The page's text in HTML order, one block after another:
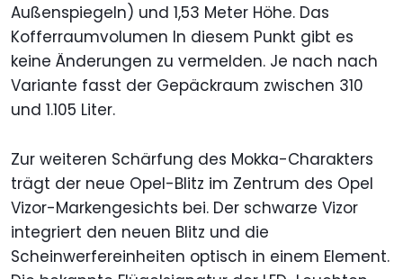
Außenspiegeln) und 1,53 Meter Höhe. Das
Kofferraumvolumen In diesem Punkt gibt es
keine Änderungen zu vermelden. Je nach nach
Variante fasst der Gepäckraum zwischen 310
und 1.105 Liter.
Zur weiteren Schärfung des Mokka-Charakters
trägt der neue Opel-Blitz im Zentrum des Opel
Vizor-Markengesichts bei. Der schwarze Vizor
integriert den neuen Blitz und die
Scheinwerfereinheiten optisch in einem Element.